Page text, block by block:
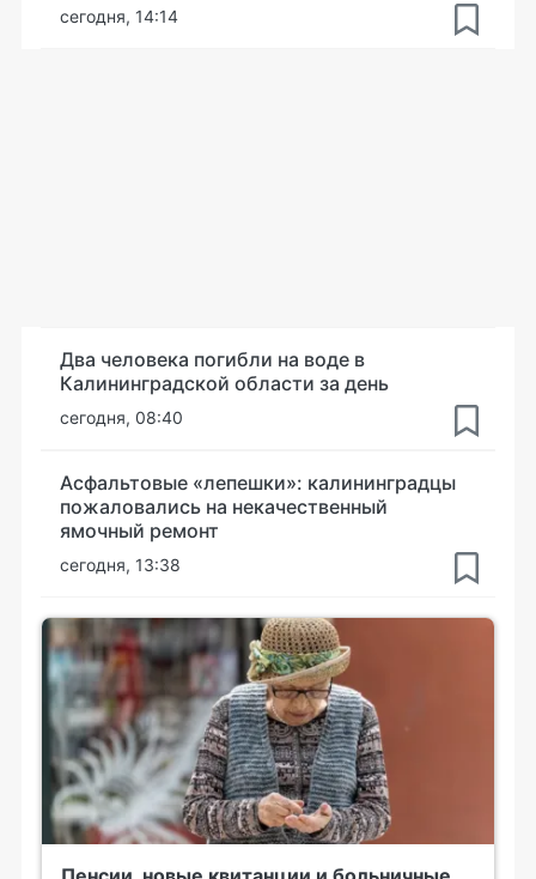
сегодня, 14:14
Два человека погибли на воде в
Калининградской области за день
сегодня, 08:40
Асфальтовые «лепешки»: калининградцы
пожаловались на некачественный
ямочный ремонт
сегодня, 13:38